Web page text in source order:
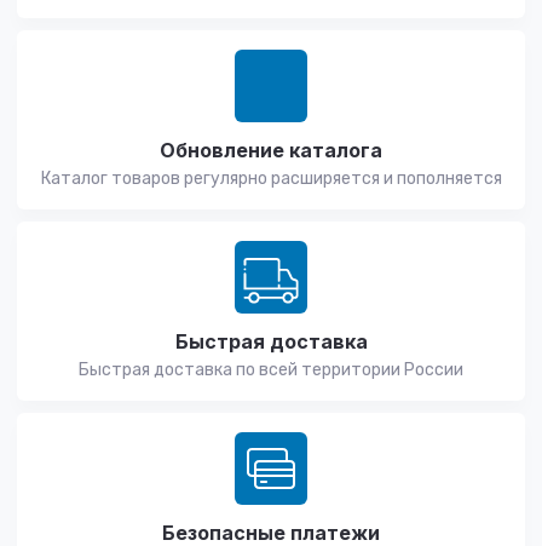
Обновление каталога
Каталог товаров регулярно расширяется и пополняется
Быстрая доставка
Быстрая доставка по всей территории России
Безопасные платежи